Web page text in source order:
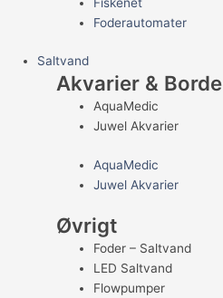
Foderautomater
Saltvand
Akvarier & Borde
AquaMedic
Juwel Akvarier
AquaMedic
Juwel Akvarier
Øvrigt
Foder – Saltvand
LED Saltvand
Flowpumper